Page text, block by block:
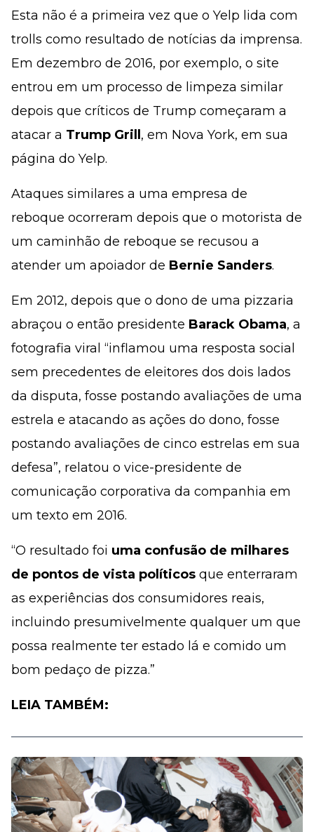
Esta não é a primeira vez que o Yelp lida com
trolls como resultado de notícias da imprensa.
Em dezembro de 2016, por exemplo, o site
entrou em um processo de limpeza similar
depois que críticos de Trump começaram a
atacar a Trump Grill , em Nova York, em sua
página do Yelp.
Ataques similares a uma empresa de
reboque ocorreram depois que o motorista de
um caminhão de reboque se recusou a
atender um apoiador de Bernie Sanders.
Em 2012, depois que o dono de uma pizzaria
abraçou o então presidente Barack Obama, a
fotografia viral “inflamou uma resposta social
sem precedentes de eleitores dos dois lados
da disputa, fosse postando avaliações de uma
estrela e atacando as ações do dono, fosse
postando avaliações de cinco estrelas em sua
defesa”, relatou o vice-presidente de
comunicação corporativa da companhia em
um texto em 2016.
“O resultado foi uma confusão de milhares
de pontos de vista políticos que enterraram
as experiências dos consumidores reais,
incluindo presumivelmente qualquer um que
possa realmente ter estado lá e comido um
bom pedaço de pizza.”
LEIA TAMBÉM: